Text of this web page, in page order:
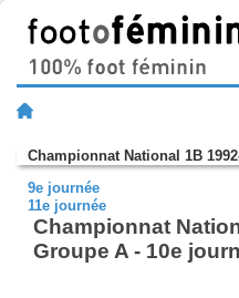
Championnat National 1B
9e journée
11e journée
Championnat
Groupe A - 10e